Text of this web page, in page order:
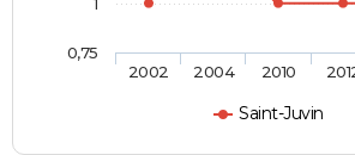
Saint-Juvin
2002 2004 2010
0,75